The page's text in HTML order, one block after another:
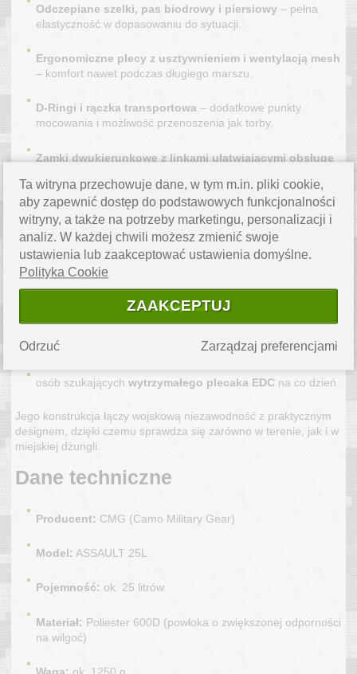
Odczepiane szelki, pas biodrowy i piersiowy – pełna
elastyczność w dopasowaniu do sytuacji.
Ergonomiczne plecy z usztywnieniem i wentylacją mesh
– komfort nawet podczas długiego marszu.
D-Ringi i rączka transportowa – dodatkowe punkty
mocowania i możliwość przenoszenia jak torby.
Zamki dwukierunkowe z linkami ułatwiającymi obsługę
Dla kogo
PlecakCMG ASSAULT 25Lto uniwersalne rozwiązanie dla:
żołnierzy, funkcjonariuszy i pasjonatów militariów,
miłośników bushcraftu, survivalu i airsoftu,
turystów, rowerzystów i podróżników,
osób szukającychwytrzymałego plecaka EDC na co dzień.
Jego konstrukcja łączy wojskową niezawodność z praktycznym
designem, dzięki czemu sprawdza się zarówno w terenie, jak i w
miejskiej dżungli.
Dane techniczne
Producent: CMG (Camo Military Gear)
Model: ASSAULT 25L
Pojemność: ok. 25 litrów
Materiał: Poliester 600D (powłoka o zwiększonej odporności
na wilgoć)
Ta witryna przechowuje dane, w tym m.in. pliki cookie,
aby zapewnić dostęp do podstawowych funkcjonalności
witryny, a także na potrzeby marketingu, personalizacji i
analiz. W każdej chwili możesz zmienić swoje
ustawienia lub zaakceptować ustawienia domyślne.
Polityka Cookie
ZAAKCEPTUJ
Zarządzaj preferencjami
Odrzuć